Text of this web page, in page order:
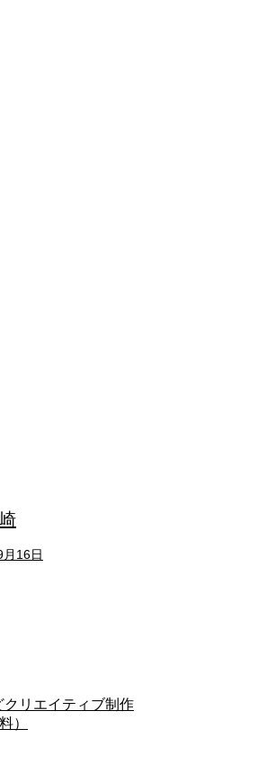
16日
リエイティブ制作
）